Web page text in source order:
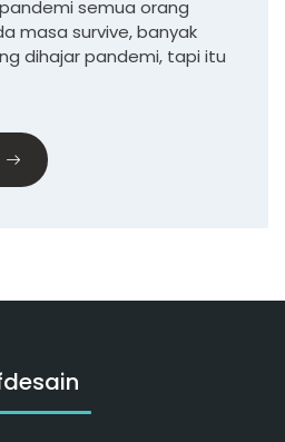
semua orang
masa survive, banyak
dihajar pandemi, tapi itu